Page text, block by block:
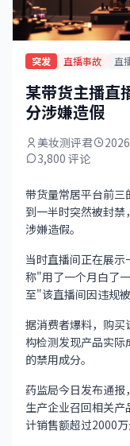
突发 直播事故 直
某带货主播直
分涉嫌造假
美妆测评君
3,800 评论
带货量常居平台前
到一半时突然被封
涉嫌造假。
当时直播间正在展
称"用了一个月白了
至"该直播间因违规
据消费者爆料，购
构检测发现产品实际
的禁用成分。
药监局今日发布通
生产企业召回相关
计销售额超过2000万